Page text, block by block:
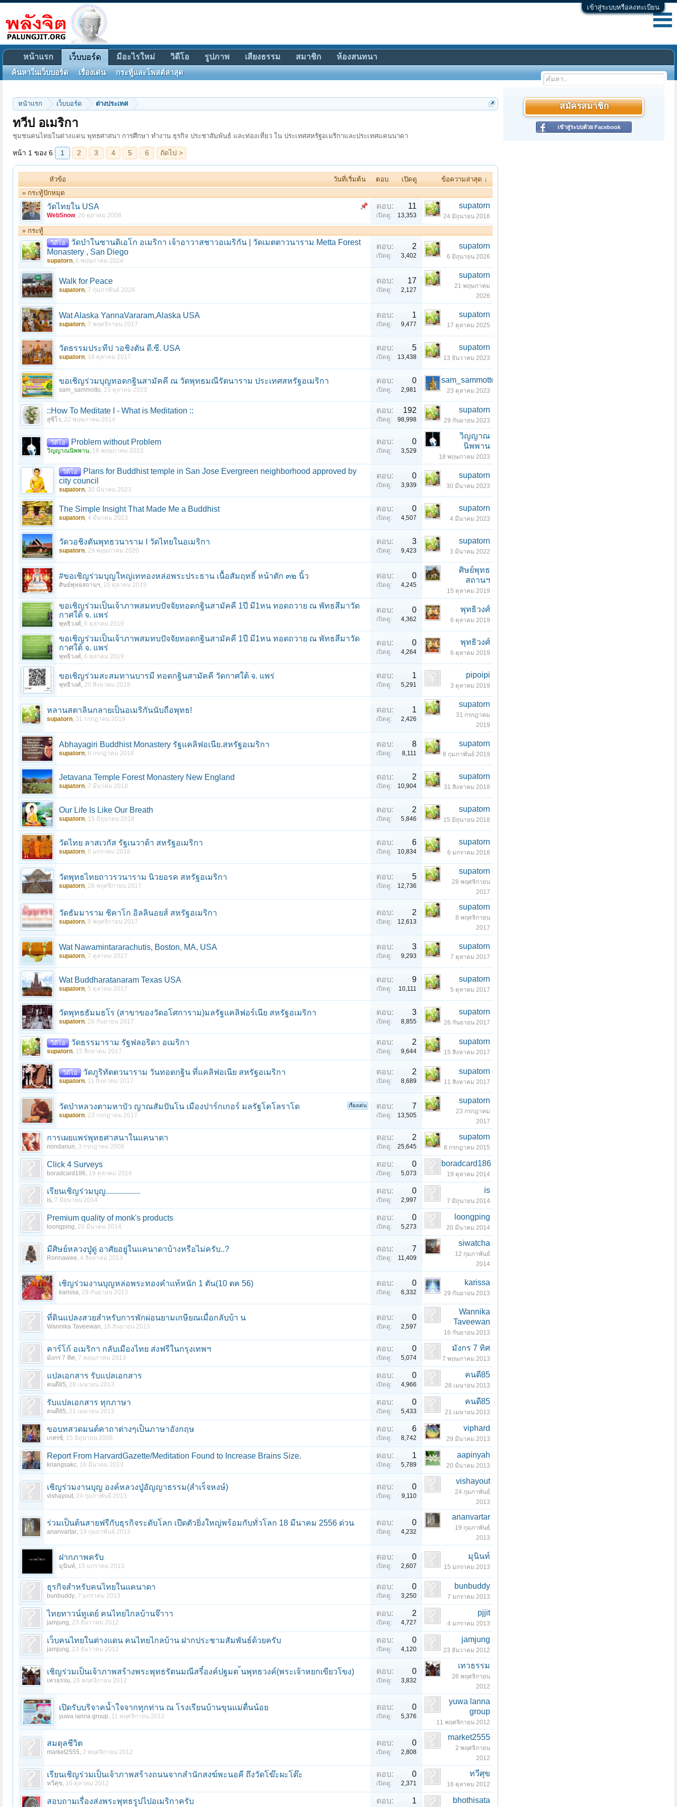
เข้าสู่ระบบหรือลงทะเบียน
หน้าแรก เว็บบอร์ด ต่างประเทศ
ทวีป อเมริกา
ชุมชนคนไทยในต่างแดน พุทธศาสนา การศึกษา ทำงาน ธุรกิจ ประชาสัมพันธ์ และท่องเที่ยว ใน ประเทศสหรัฐอเมริกาและประเทศแคนนาดา
หน้า 1 ของ 6 1 2 3 4 5 6 ถัดไป >
หัวข้อ วันที่เริ่มต้น ตอบ เปิดดู
ข้อความล่าสุด ↓
» กระทู้ปักหมุด
วัดไทยใน USA
WebSnow, 26 ตุลาคม 2008
ตอบ: 11
เปิดดู: 13,353
supatorn
24 มิถุนายน 2016
» กระทู้
วีดีโอ
วัดป่าในซานดิเอโก อเมริกา เจ้าอาวาสชาวอเมริกัน | วัดเมตตาวนาราม Metta Forest
Monastery , San Diego
supatorn, 6 พฤษภาคม 2024
ตอบ: 2
เปิดดู: 3,402
supatorn
6 มิถุนายน 2026
Walk for Peace
supatorn, 7 กุมภาพันธ์ 2026
ตอบ: 17
เปิดดู: 2,127
supatorn
21 พฤษภาคม
2026
Wat Alaska YannaVararam,Alaska USA
supatorn, 7 พฤศจิกายน 2017
ตอบ: 1
เปิดดู: 9,477
supatorn
17 ตุลาคม 2025
วัดธรรมประทีป วอชิงตัน ดี.ซี. USA
supatorn, 18 ตุลาคม 2017
ตอบ: 5
เปิดดู: 13,438
supatorn
13 ธันวาคม 2023
ขอเชิญร่วมบุญทอดกฐินสามัคคี ณ วัดพุทธมณีรัตนาราม ประเทศสหรัฐอเมริกา
sam_sammotto, 23 ตุลาคม 2023
ตอบ: 0
เปิดดู: 2,981
sam_sammotto
23 ตุลาคม 2023
::How To Meditate I - What is Meditation ::
สุชีโว, 22 พฤษภาคม 2014
ตอบ: 192
เปิดดู: 98,998
supatorn
29 กันยายน 2023
วีดีโอ Problem without Problem
วิญญาณนิพพาน, 18 พฤษภาคม 2023
ตอบ: 0
เปิดดู: 3,529
วิญญาณ
นิพพาน
18 พฤษภาคม 2023
วีดีโอ
Plans for Buddhist temple in San Jose Evergreen neighborhood approved by
city council
supatorn, 30 มีนาคม 2023
ตอบ: 0
เปิดดู: 3,939
supatorn
30 มีนาคม 2023
The Simple Insight That Made Me a Buddhist
supatorn, 4 มีนาคม 2023
ตอบ: 0
เปิดดู: 4,507
supatorn
4 มีนาคม 2023
วัดวอชิงตันพุทธวนาราม I วัดไทยในอเมริกา
supatorn, 29 พฤษภาคม 2020
ตอบ: 3
เปิดดู: 9,423
supatorn
3 มีนาคม 2022
#ขอเชิญร่วมบุญใหญ่เททองหล่อพระประธาน เนื้อสัมฤทธิ์ หน้าตัก ๓๒ นิ้ว
ศิษย์พุทธสถานฯ, 15 ตุลาคม 2019
ตอบ: 0
เปิดดู: 4,245
ศิษย์พุทธ
สถานฯ
15 ตุลาคม 2019
ขอเชิญร่วมเป็นเจ้าภาพสมทบปัจจัยทอดกฐินสามัคคี 1ปี มี1หน ทอดถวาย ณ พัทธสีมาวัด
กาศใต้ จ. แพร่
พุทธิวงศ์, 6 ตุลาคม 2019
ตอบ: 0
เปิดดู: 4,362
พุทธิวงศ์
6 ตุลาคม 2019
ขอเชิญร่วมเป็นเจ้าภาพสมทบปัจจัยทอดกฐินสามัคคี 1ปี มี1หน ทอดถวาย ณ พัทธสีมาวัด
กาศใต้ จ. แพร่
พุทธิวงศ์, 6 ตุลาคม 2019
ตอบ: 0
เปิดดู: 4,264
พุทธิวงศ์
6 ตุลาคม 2019
ขอเชิญร่วมสะสมทานบารมี ทอดกฐินสามัคคี วัดกาศใต้ จ. แพร่
พุทธิวงศ์, 20 สิงหาคม 2018
ตอบ: 1
เปิดดู: 5,291
pipoipi
3 ตุลาคม 2019
หลานสตาลินกลายเป็นอเมริกันนับถือพุทธ!
supatorn, 31 กรกฎาคม 2019
ตอบ: 1
เปิดดู: 2,426
supatorn
31 กรกฎาคม
2019
Abhayagiri Buddhist Monastery รัฐแคลิฟอเนีย.สหรัฐอเมริกา
supatorn, 6 กรกฎาคม 2018
ตอบ: 8
เปิดดู: 8,111
supatorn
8 กุมภาพันธ์ 2019
Jetavana Temple Forest Monastery New England
supatorn, 7 มีนาคม 2018
ตอบ: 2
เปิดดู: 10,904
supatorn
31 สิงหาคม 2018
Our Life Is Like Our Breath
supatorn, 15 มิถุนายน 2018
ตอบ: 2
เปิดดู: 5,846
supatorn
15 มิถุนายน 2018
วัดไทย ลาสเวกัส รัฐเนวาด้า สหรัฐอเมริกา
supatorn, 6 มกราคม 2018
ตอบ: 6
เปิดดู: 10,834
supatorn
6 มกราคม 2018
วัดพุทธไทยถาวรวนาราม นิวยอรค สหรัฐอเมริกา
supatorn, 28 พฤศจิกายน 2017
ตอบ: 5
เปิดดู: 12,736
supatorn
28 พฤศจิกายน
2017
วัดธัมมาราม ชิคาโก อิลลินอยส์ สหรัฐอเมริกา
supatorn, 8 พฤศจิกายน 2017
ตอบ: 2
เปิดดู: 12,613
supatorn
8 พฤศจิกายน
2017
Wat Nawamintararachutis, Boston, MA, USA
supatorn, 7 ตุลาคม 2017
ตอบ: 3
เปิดดู: 9,293
supatorn
7 ตุลาคม 2017
Wat Buddharatanaram Texas USA
supatorn, 5 ตุลาคม 2017
ตอบ: 9
เปิดดู: 10,111
supatorn
5 ตุลาคม 2017
วัดพุทธธัมมธโร (สาขาของวัดอโศการาม)มลรัฐแคลิฟอร์เนีย สหรัฐอเมริกา
supatorn, 26 กันยายน 2017
ตอบ: 3
เปิดดู: 8,855
supatorn
26 กันยายน 2017
วีดีโอ วัดธรรมาราม รัฐฟลอริดา อเมริกา
supatorn, 15 สิงหาคม 2017
ตอบ: 2
เปิดดู: 9,644
supatorn
15 สิงหาคม 2017
วีดีโอ วัดภูริทัตตวนาราม วันทอดกฐิน ที่แคลิฟอเนีย สหรัฐอเมริกา
supatorn, 11 สิงหาคม 2017
ตอบ: 2
เปิดดู: 8,689
supatorn
11 สิงหาคม 2017
เรื่องเด่น
วัดป่าหลวงตามหาบัว ญาณสัมปันโน เมืองปาร์กเกอร์ มลรัฐโคโลราโด
supatorn, 23 กรกฎาคม 2017
ตอบ: 7
เปิดดู: 13,505
supatorn
23 กรกฎาคม
2017
การเผยแพร่พุทธศาสนาในแคนาดา
nondanun, 3 กรกฎาคม 2008
ตอบ: 2
เปิดดู: 25,645
supatorn
8 กรกฎาคม 2015
Click 4 Surveys
boradcard186, 19 ตุลาคม 2014
ตอบ: 0
เปิดดู: 5,073
boradcard186
19 ตุลาคม 2014
เรียนเชิญร่วมบุญ.................
is, 7 มิถุนายน 2014
ตอบ: 0
เปิดดู: 2,997
is
7 มิถุนายน 2014
Premium quality of monk's products
loongping, 20 มีนาคม 2014
ตอบ: 0
เปิดดู: 5,273
loongping
20 มีนาคม 2014
มีศิษย์หลวงปู่ดู่ อาศัยอยู่ในแคนาดาบ้างหรือไม่ครับ..?
Ronnawee, 4 สิงหาคม 2013
ตอบ: 7
เปิดดู: 11,409
siwatcha
12 กุมภาพันธ์
2014
เชิญร่วมงานบุญหล่อพระทองคำแท้หนัก 1 ตัน(10 ตค 56)
karissa, 29 กันยายน 2013
ตอบ: 0
เปิดดู: 6,332
karissa
29 กันยายน 2013
ที่ดินแปลงสวยสำหรับการพักผ่อนยามเกษียณเมื่อกลับบ้า น
Wannika Taveewan, 16 กันยายน 2013
ตอบ: 0
เปิดดู: 2,597
Wannika
Taveewan
16 กันยายน 2013
คาร์โก้ อเมริกา กลับเมืองไทย ส่งฟรีในกรุงเทพฯ
มังกร 7 ทิศ, 7 พฤษภาคม 2013
ตอบ: 0
เปิดดู: 5,074
มังกร 7 ทิศ
7 พฤษภาคม 2013
แปลเอกสาร รับแปลเอกสาร
คนดี85, 28 เมษายน 2013
ตอบ: 0
เปิดดู: 4,966
คนดี85
28 เมษายน 2013
รับแปลเอกสาร ทุกภาษา
คนดี85, 21 เมษายน 2013
ตอบ: 0
เปิดดู: 5,433
คนดี85
21 เมษายน 2013
ขอบทสวดมนต์คาถาต่างๆเป็นภาษาอังกฤษ
เกสรช์, 15 มิถุนายน 2008
ตอบ: 6
เปิดดู: 8,742
viphard
29 มีนาคม 2013
Report From HarvardGazette/Meditation Found to Increase Brains Size.
kriangsakc, 16 มีนาคม 2013
ตอบ: 1
เปิดดู: 5,789
aapinyah
20 มีนาคม 2013
เชิญร่วมงานบุญ องค์หลวงปู่อัญญาธรรม(สำเร็จหงษ์)
vishayout, 24 กุมภาพันธ์ 2013
ตอบ: 0
เปิดดู: 9,110
vishayout
24 กุมภาพันธ์
2013
ananvartar, 19 กุมภาพันธ์ 2013
ตอบ: 0
เปิดดู: 4,232
ananvartar
19 กุมภาพันธ์
2013
ฝากภาพครับ
มุนินท์, 15 มกราคม 2013
ตอบ: 0
เปิดดู: 2,607
มุนินท์
15 มกราคม 2013
ธุรกิจสำหรับคนไทยในแคนาดา
bunbuddy, 7 มกราคม 2013
ตอบ: 0
เปิดดู: 3,250
bunbuddy
7 มกราคม 2013
ไทยทาวน์ทูเดย์ คนไทยไกลบ้านจ๊าาา
jamjung, 23 ธันวาคม 2012
ตอบ: 2
เปิดดู: 4,727
pjjit
4 มกราคม 2013
เว็บคนไทยในต่างแดน คนไทยไกลบ้าน ฝากประชามสัมพันธ์ด้วยครับ
jamjung, 23 ธันวาคม 2012
ตอบ: 0
เปิดดู: 4,120
jamjung
23 ธันวาคม 2012
เชิญร่วมเป็นเจ้าภาพสร้างพระพุทธรัตนมณีสรี๋องค์ปฐมต ้นพุทธวงค์(พระเจ้าหยกเขียวโขง)
เทวธรรม, 26 พฤศจิกายน 2012
ตอบ: 0
เปิดดู: 3,832
เทวธรรม
26 พฤศจิกายน
2012
เปิดรับบริจาคน้ำใจจากทุกท่าน ณ โรงเรียนบ้านขุนแม่ตื่นน้อย
yuwa lanna group, 11 พฤศจิกายน 2012
ตอบ: 0
เปิดดู: 5,376
yuwa lanna
group
11 พฤศจิกายน 2012
สมดุลชีวิต
market2555, 2 พฤศจิกายน 2012
ตอบ: 0
เปิดดู: 2,808
market2555
2 พฤศจิกายน
2012
เรียนเชิญร่วมเป็นเจ้าภาพสร้างถนนจากสำนักสงฆ์พะนอคี ถึงวัดโฆ๊ะผะโด๊ะ
ทวีศุข, 16 ตุลาคม 2012
ตอบ: 0
เปิดดู: 2,371
ทวีศุข
16 ตุลาคม 2012
สอบถามเรื่องส่งพระพุทธรูปไปอเมริกาครับ ตอบ: 1 bhothisata
หน้า 1 ของ 6 2 3 4 5 6 ถัดไป >
สมัครสมาชิก
เข้าสู่ระบบด้วย Facebook
หน้าแรก เว็บบอร์ด
ค้นหาในเว็บบอร์ด เรื่องเด่น กระทู้และโพสต์ล่าสุด
มีอะไรใหม่ วิดีโอ รูปภาพ เสียงธรรม สมาชิก ห้องสนทนา